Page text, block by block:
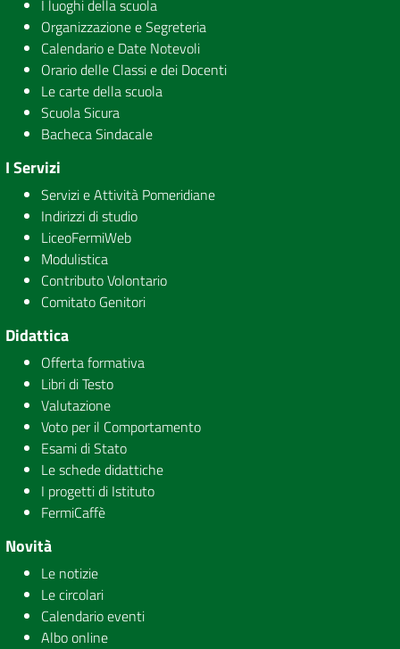
I luoghi della scuola
Organizzazione e Segreteria
Calendario e Date Notevoli
Orario delle Classi e dei Docenti
Le carte della scuola
Scuola Sicura
Bacheca Sindacale
I Servizi
Servizi e Attività Pomeridiane
Indirizzi di studio
LiceoFermiWeb
Modulistica
Contributo Volontario
Comitato Genitori
Didattica
Offerta formativa
Libri di Testo
Valutazione
Voto per il Comportamento
Esami di Stato
Le schede didattiche
I progetti di Istituto
FermiCaffè
Novità
Le notizie
Le circolari
Calendario eventi
Albo online